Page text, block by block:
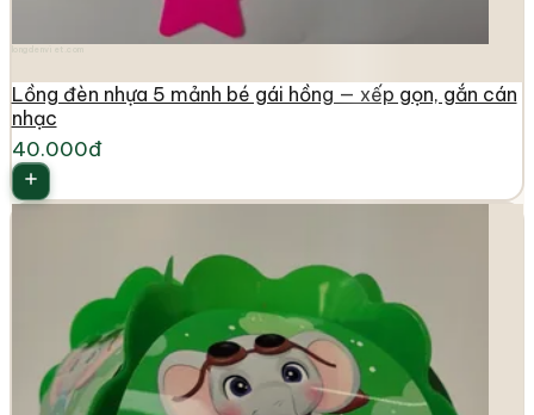
Lồng đèn nhựa 5 mảnh bé gái hồng — xếp gọn, gắn cán
nhạc
40.000đ